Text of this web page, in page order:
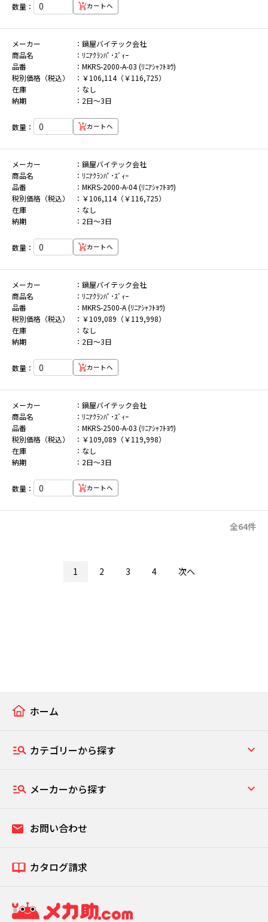
数量： カートへ
メーカー
鍋屋バイテック会社
商品名
ﾘﾆｱｸﾗﾝﾊﾟ･ｽﾞｨｰ
品番
MKRS-2000-A-03 (ﾘﾆｱｼｬﾌﾄﾖｳ)
税別価格（税込）
￥106,114（￥116,725）
在庫
なし
納期
2日～3日
数量： カートへ
メーカー
鍋屋バイテック会社
商品名
ﾘﾆｱｸﾗﾝﾊﾟ･ｽﾞｨｰ
品番
MKRS-2000-A-04 (ﾘﾆｱｼｬﾌﾄﾖｳ)
税別価格（税込）
￥106,114（￥116,725）
在庫
なし
納期
2日～3日
数量： カートへ
メーカー
鍋屋バイテック会社
商品名
ﾘﾆｱｸﾗﾝﾊﾟ･ｽﾞｨｰ
品番
MKRS-2500-A (ﾘﾆｱｼｬﾌﾄﾖｳ)
税別価格（税込）
￥109,089（￥119,998）
在庫
なし
納期
2日～3日
数量： カートへ
メーカー
鍋屋バイテック会社
商品名
ﾘﾆｱｸﾗﾝﾊﾟ･ｽﾞｨｰ
品番
MKRS-2500-A-03 (ﾘﾆｱｼｬﾌﾄﾖｳ)
税別価格（税込）
￥109,089（￥119,998）
在庫
なし
納期
2日～3日
数量： カートへ
全64件
1 2 3 4 次へ
ホーム
カテゴリーから探す
メーカーから探す
お問い合わせ
カタログ請求